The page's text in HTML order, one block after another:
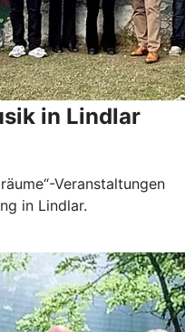
in Lindlar
Veranstaltungen
in Lindlar.